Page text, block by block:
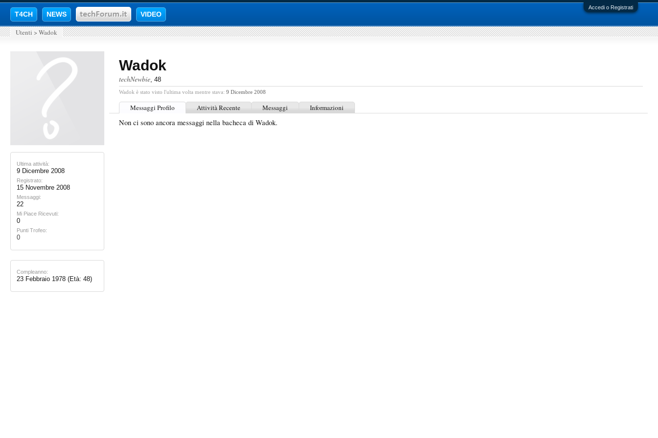
Accedi o Registrati
T4CH NEWS VIDEO
Utenti > Wadok
Ultima attività:
9 Dicembre 2008
Registrato:
15 Novembre 2008
Messaggi:
22
Mi Piace Ricevuti:
0
Punti Trofeo:
0
Compleanno:
23 Febbraio 1978 (Età: 48)
Wadok
techNewbie, 48
Wadok è stato visto l'ultima volta mentre stava: 9 Dicembre 2008
Messaggi Profilo Attività Recente Messaggi Informazioni
Non ci sono ancora messaggi nella bacheca di Wadok.